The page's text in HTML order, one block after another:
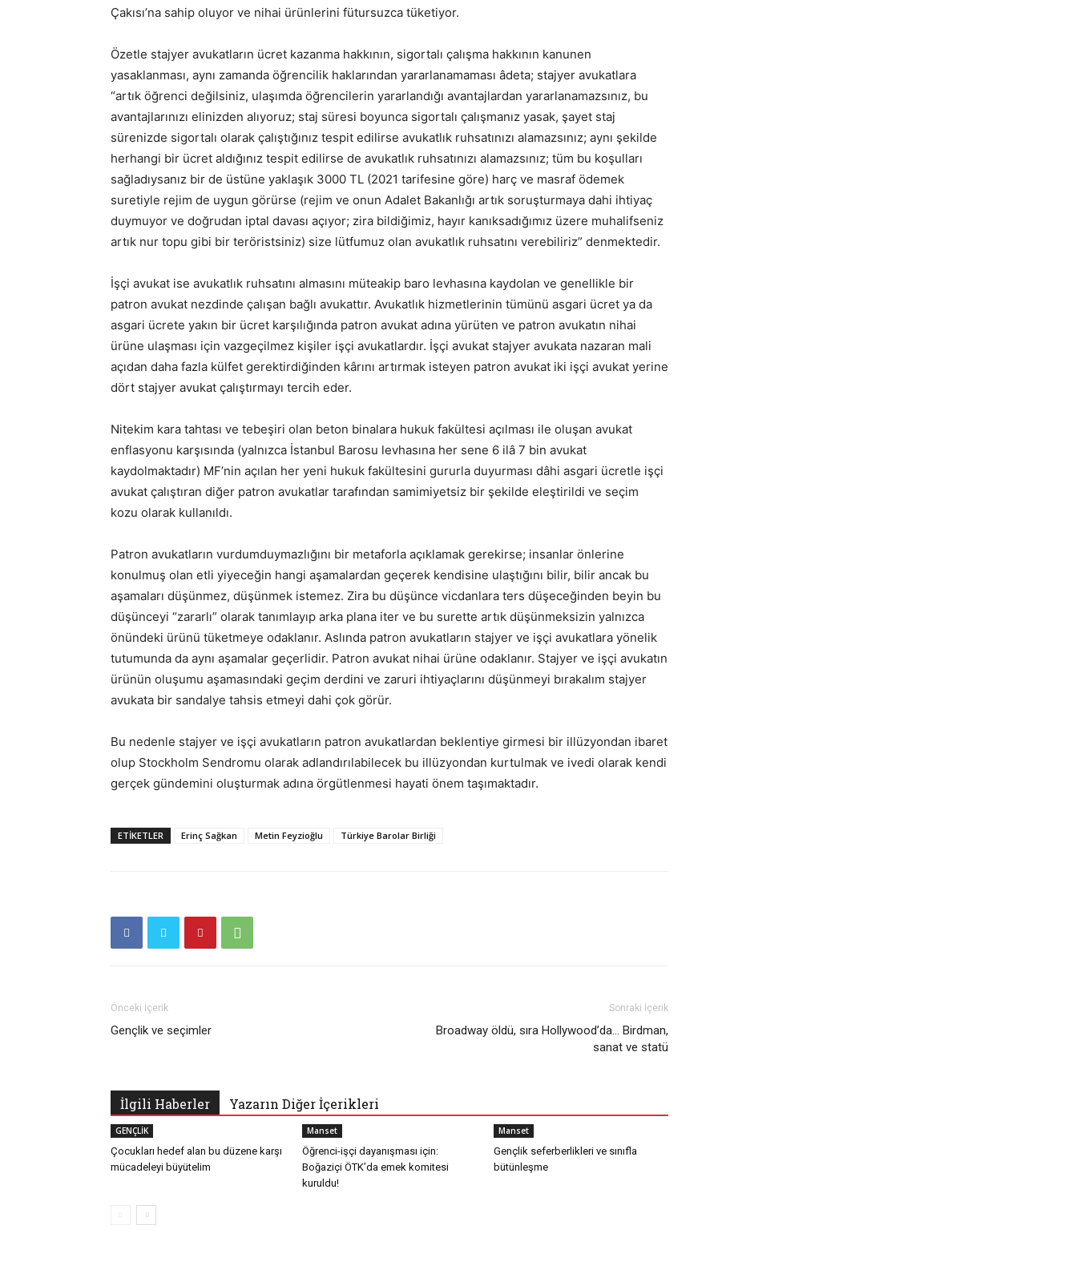
Çakısı’na sahip oluyor ve nihai ürünlerini fütursuzca tüketiyor.
Özetle stajyer avukatların ücret kazanma hakkının, sigortalı çalışma hakkının kanunen
yasaklanması, aynı zamanda öğrencilik haklarından yararlanamaması âdeta; stajyer avukatlara
“artık öğrenci değilsiniz, ulaşımda öğrencilerin yararlandığı avantajlardan yararlanamazsınız, bu
avantajlarınızı elinizden alıyoruz; staj süresi boyunca sigortalı çalışmanız yasak, şayet staj
sürenizde sigortalı olarak çalıştığınız tespit edilirse avukatlık ruhsatınızı alamazsınız; aynı şekilde
herhangi bir ücret aldığınız tespit edilirse de avukatlık ruhsatınızı alamazsınız; tüm bu koşulları
sağladıysanız bir de üstüne yaklaşık 3000 TL (2021 tarifesine göre) harç ve masraf ödemek
suretiyle rejim de uygun görürse (rejim ve onun Adalet Bakanlığı artık soruşturmaya dahi ihtiyaç
duymuyor ve doğrudan iptal davası açıyor; zira bildiğimiz, hayır kanıksadığımız üzere muhalifseniz
artık nur topu gibi bir teröristsiniz) size lütfumuz olan avukatlık ruhsatını verebiliriz” denmektedir.
İşçi avukat ise avukatlık ruhsatını almasını müteakip baro levhasına kaydolan ve genellikle bir
patron avukat nezdinde çalışan bağlı avukattır. Avukatlık hizmetlerinin tümünü asgari ücret ya da
asgari ücrete yakın bir ücret karşılığında patron avukat adına yürüten ve patron avukatın nihai
ürüne ulaşması için vazgeçilmez kişiler işçi avukatlardır. İşçi avukat stajyer avukata nazaran mali
açıdan daha fazla külfet gerektirdiğinden kârını artırmak isteyen patron avukat iki işçi avukat yerine
dört stajyer avukat çalıştırmayı tercih eder.
Nitekim kara tahtası ve tebeşiri olan beton binalara hukuk fakültesi açılması ile oluşan avukat
enflasyonu karşısında (yalnızca İstanbul Barosu levhasına her sene 6 ilâ 7 bin avukat
kaydolmaktadır) MF’nin açılan her yeni hukuk fakültesini gururla duyurması dâhi asgari ücretle işçi
avukat çalıştıran diğer patron avukatlar tarafından samimiyetsiz bir şekilde eleştirildi ve seçim
kozu olarak kullanıldı.
Patron avukatların vurdumduymazlığını bir metaforla açıklamak gerekirse; insanlar önlerine
konulmuş olan etli yiyeceğin hangi aşamalardan geçerek kendisine ulaştığını bilir, bilir ancak bu
aşamaları düşünmez, düşünmek istemez. Zira bu düşünce vicdanlara ters düşeceğinden beyin bu
düşünceyi “zararlı” olarak tanımlayıp arka plana iter ve bu surette artık düşünmeksizin yalnızca
önündeki ürünü tüketmeye odaklanır. Aslında patron avukatların stajyer ve işçi avukatlara yönelik
tutumunda da aynı aşamalar geçerlidir. Patron avukat nihai ürüne odaklanır. Stajyer ve işçi avukatın
ürünün oluşumu aşamasındaki geçim derdini ve zaruri ihtiyaçlarını düşünmeyi bırakalım stajyer
avukata bir sandalye tahsis etmeyi dahi çok görür.
Bu nedenle stajyer ve işçi avukatların patron avukatlardan beklentiye girmesi bir illüzyondan ibaret
olup Stockholm Sendromu olarak adlandırılabilecek bu illüzyondan kurtulmak ve ivedi olarak kendi
gerçek gündemini oluşturmak adına örgütlenmesi hayati önem taşımaktadır.
ETIKETLER Erinç Sağkan Metin Feyzioğlu Türkiye Barolar Birliği
Önceki İçerik
Gençlik ve seçimler
Sonraki İçerik
Broadway öldü, sıra Hollywood’da… Birdman,
sanat ve statü
İlgili Haberler Yazarın Diğer İçerikleri
GENÇLİK
Çocukları hedef alan bu düzene karşı
mücadeleyi büyütelim
Manset
Öğrenci-işçi dayanışması için:
Boğaziçi ÖTK’da emek komitesi
kuruldu!
Manset
Gençlik seferberlikleri ve sınıfla
bütünleşme